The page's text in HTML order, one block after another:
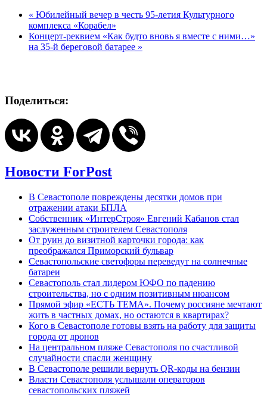
« Юбилейный вечер в честь 95-летия Культурного
комплекса «Корабел»
Концерт-реквием «Как будто вновь я вместе с ними…»
на 35-й береговой батарее »
Поделиться:
Новости ForPost
В Севастополе повреждены десятки домов при
отражении атаки БПЛА
Собственник «ИнтерСтроя» Евгений Кабанов стал
заслуженным строителем Севастополя
От руин до визитной карточки города: как
преображался Приморский бульвар
Севастопольские светофоры переведут на солнечные
батареи
Севастополь стал лидером ЮФО по падению
строительства, но с одним позитивным нюансом
Прямой эфир «ЕСТЬ ТЕМА». Почему россияне мечтают
жить в частных домах, но остаются в квартирах?
Кого в Севастополе готовы взять на работу для защиты
города от дронов
На центральном пляже Севастополя по счастливой
случайности спасли женщину
В Севастополе решили вернуть QR-коды на бензин
Власти Севастополя услышали операторов
севастопольских пляжей